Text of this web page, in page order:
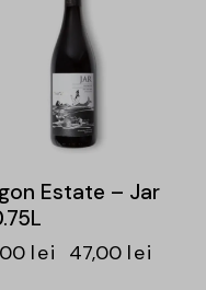
Estate – Jar
lei 47,00 lei